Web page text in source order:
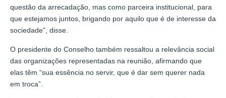
questão da arrecadação, mas como parceira institucional, para
que estejamos juntos, brigando por aquilo que é de interesse da
sociedade”, disse.
O presidente do Conselho também ressaltou a relevância social
das organizações representadas na reunião, afirmando que
elas têm “sua essência no servir, que é dar sem querer nada
em troca”.